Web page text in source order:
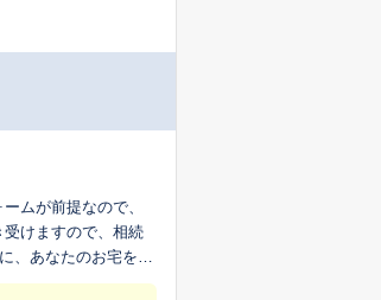
ムが前提なので、
けますので、相続
、あなたのお宅を生